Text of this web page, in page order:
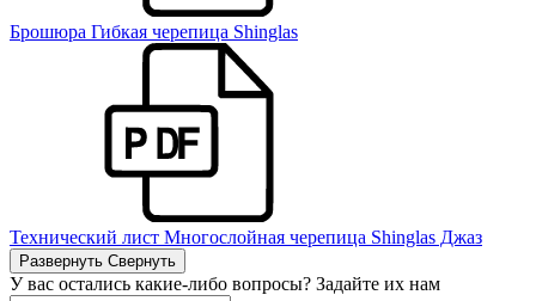
Брошюра Гибкая черепица Shinglas
Технический лист Многослойная черепица Shinglas Джаз
Развернуть Свернуть
У вас остались какие-либо вопросы? Задайте их нам